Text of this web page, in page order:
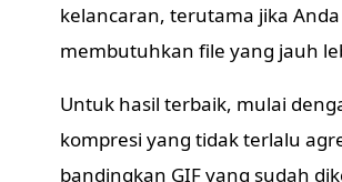
kelancaran, terutama jika Anda
membutuhkan file yang jauh
Untuk hasil terbaik, mulai
kompresi yang tidak terlalu
bandingkan GIF yang sudah